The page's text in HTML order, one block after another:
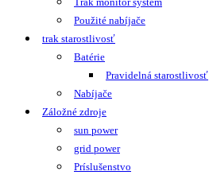
Použité nabíjače
trak starostlivosť
Batérie
Pravidelná starostlivosť
Nabíjače
Záložné zdroje
sun power
grid power
Príslušenstvo